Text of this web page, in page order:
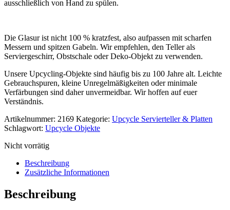
ausschließlich von Hand zu spülen.
Die Glasur ist nicht 100 % kratzfest, also aufpassen mit scharfen
Messern und spitzen Gabeln. Wir empfehlen, den Teller als
Serviergeschirr, Obstschale oder Deko-Objekt zu verwenden.
Unsere Upcycling-Objekte sind häufig bis zu 100 Jahre alt. Leichte
Gebrauchspuren, kleine Unregelmäßigkeiten oder minimale
Verfärbungen sind daher unvermeidbar. Wir hoffen auf euer
Verständnis.
Artikelnummer: 2169 Kategorie: Upcycle Servierteller & Platten
Schlagwort: Upcycle Objekte
Nicht vorrätig
Beschreibung
Zusätzliche Informationen
Beschreibung